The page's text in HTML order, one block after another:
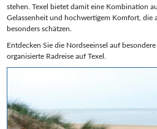
stehen. Texel bietet damit eine Kombination
Gelassenheit und hochwertigem Komfort, die
besonders schätzen.
Entdecken Sie die Nordseeinsel auf
organisierte Radreise auf Texel.